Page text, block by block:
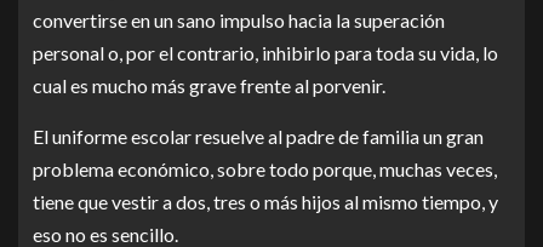
convertirse en un sano impulso hacia la superación
personal o, por el contrario, inhibirlo para toda su vida, lo
cual es mucho más grave frente al porvenir.
El uniforme escolar resuelve al padre de familia un gran
problema económico, sobre todo porque, muchas veces,
tiene que vestir a dos, tres o más hijos al mismo tiempo, y
eso no es sencillo.